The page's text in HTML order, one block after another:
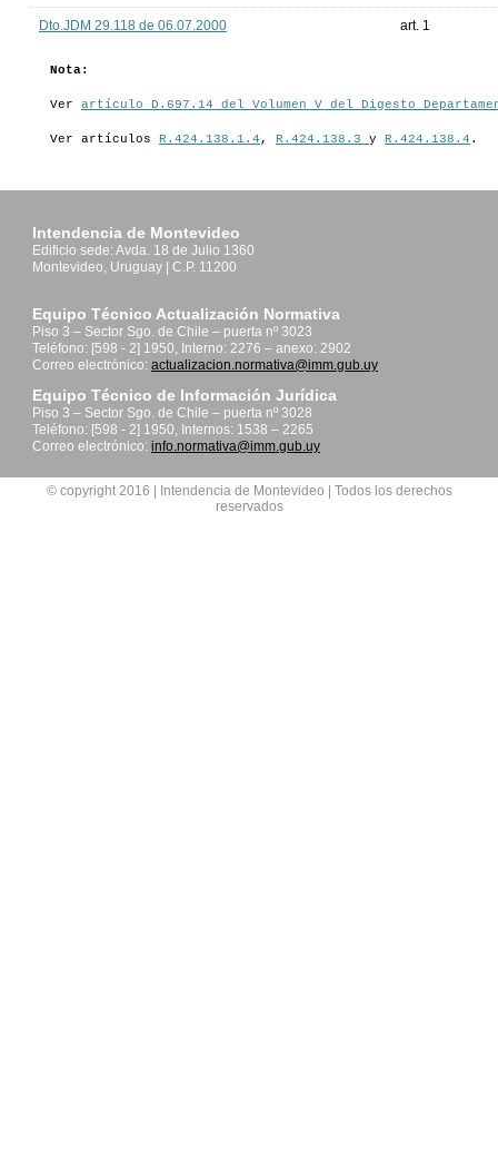
Dto.JDM 29.118 de 06.07.2000 art. 1
Nota:
Ver artículo D.697.14 del Volumen V del Digesto
Ver artículos R.424.138.1.4 , R.424.138.3 y R.424.138.4 .
Intendencia de Montevideo
Edificio sede: Avda. 18 de Julio 1360
Montevideo, Uruguay | C.P. 11200
Equipo Técnico Actualización Normativa
Piso 3 – Sector Sgo. de Chile – puerta nº 3023
Teléfono: [598 - 2] 1950, Interno: 2276 – anexo: 2902
Correo electrónico: actualizacion.normativa@imm.gub.uy
Equipo Técnico de Información Jurídica
Piso 3 – Sector Sgo. de Chile – puerta nº 3028
Teléfono: [598 - 2] 1950, Internos: 1538 – 2265
Correo electrónico: info.normativa@imm.gub.uy
© copyright 2016 | Intendencia de Montevideo | Todos los derechos
reservados